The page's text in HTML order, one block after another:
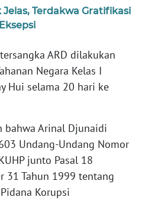
Jelas, Terdakwa Gratifikasi
ARD dilakukan
Negara Kelas I
Hui selama 20 hari ke
bahwa Arinal Djunaidi
Undang-Undang Nomor
junto Pasal 18
31 Tahun 1999 tentang
Korupsi